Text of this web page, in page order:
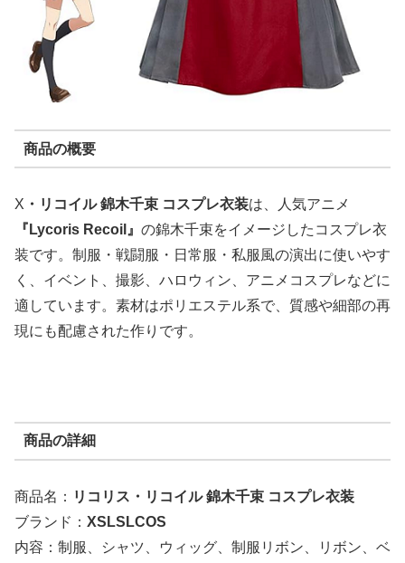
商品の概要
X ・リコイル 錦木千束 コスプレ衣装は、人気アニメ
『Lycoris Recoil』 の錦木千束をイメージしたコスプレ衣
装です。制服・戦闘服・日常服・私服風の演出に使いやす
く、イベント、撮影、ハロウィン、アニメコスプレなどに
適しています。素材はポリエステル系で、質感や細部の再
現にも配慮された作りです。
商品の詳細
商品名： リコリス・リコイル 錦木千束 コスプレ衣装
ブランド： XSLSLCOS
内容：制服、シャツ、ウィッグ、制服リボン、リボン、ベ